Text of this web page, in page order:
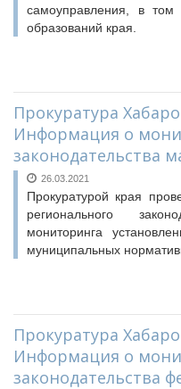
самоуправления, в том
образований края.
Прокуратура
Информация о
законодательства
26.03.2021
Прокуратурой края
регионального
мониторинга
муниципальных
Прокуратура
Информация о
законодательства